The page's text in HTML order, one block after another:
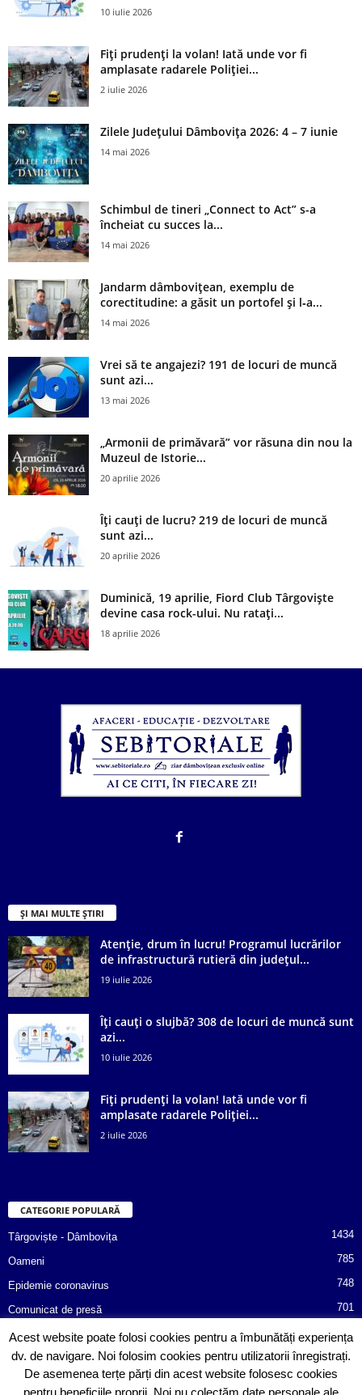
10 iulie 2026
Fiți prudenți la volan! Iată unde vor fi
amplasate radarele Poliției...
2 iulie 2026
Zilele Județului Dâmbovița 2026: 4 – 7 iunie
14 mai 2026
Schimbul de tineri „Connect to Act” s-a
încheiat cu succes la...
14 mai 2026
Jandarm dâmbovițean, exemplu de
corectitudine: a găsit un portofel și l‑a...
14 mai 2026
Vrei să te angajezi? 191 de locuri de muncă
sunt azi...
13 mai 2026
„Armonii de primăvară” vor răsuna din nou la
Muzeul de Istorie...
20 aprilie 2026
Îți cauți de lucru? 219 de locuri de muncă
sunt azi...
20 aprilie 2026
Duminică, 19 aprilie, Fiord Club Târgoviște
devine casa rock-ului. Nu ratați...
18 aprilie 2026
ȘI MAI MULTE ȘTIRI
Atenție, drum în lucru! Programul lucrărilor
de infrastructură rutieră din județul...
19 iulie 2026
Îți cauți o slujbă? 308 de locuri de muncă sunt
azi...
10 iulie 2026
Fiți prudenți la volan! Iată unde vor fi
amplasate radarele Poliției...
2 iulie 2026
CATEGORIE POPULARĂ
Târgoviște - Dâmbovița 1434
Oameni 785
Epidemie coronavirus 748
Comunicat de presă 701
Afaceri 487
Poliția informează! 366
Consiliul Județean Dâmbovița
Acest website poate folosi cookies pentru a îmbunătăți experiența
dv. de navigare. Noi folosim cookies pentru utilizatorii înregistrați.
De asemenea terțe părți din acest website folosesc cookies
pentru beneficiile proprii. Noi nu colectăm date personale ale